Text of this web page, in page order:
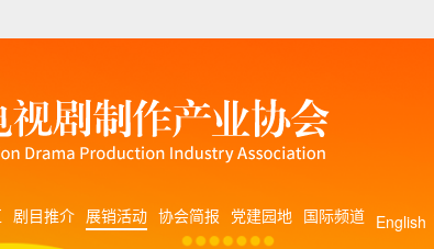
剧目推介 展销活动 协会简报 党建园地 国际频道 English